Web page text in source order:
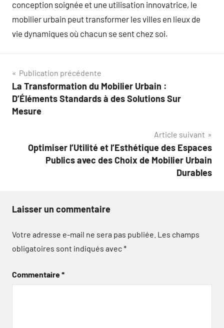
conception soignée et une utilisation innovatrice, le
mobilier urbain peut transformer les villes en lieux de
vie dynamiques où chacun se sent chez soi.
Navigation
de
l’article
Publication précédente
La Transformation du Mobilier Urbain :
D’Éléments Standards à des Solutions Sur
Mesure
Article suivant
Optimiser l’Utilité et l’Esthétique des Espaces
Publics avec des Choix de Mobilier Urbain
Durables
Laisser un commentaire
Votre adresse e-mail ne sera pas publiée. Les champs
obligatoires sont indiqués avec*
Commentaire*